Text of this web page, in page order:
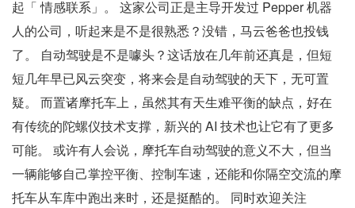
起「 情感联系」。 这家公司正是主导开发过 Pepper 机器
人的公司，听起来是不是很熟悉？没错，马云爸爸也投钱
了。 自动驾驶是不是噱头？这话放在几年前还真是，但短
短几年早已风云突变，将来会是自动驾驶的天下，无可置
疑。 而置诸摩托车上，虽然其有天生难平衡的缺点，好在
有传统的陀螺仪技术支撑，新兴的 AI 技术也让它有了更多
可能。 或许有人会说，摩托车自动驾驶的意义不大，但当
一辆能够自己掌控平衡、控制车速，还能和你隔空交流的摩
托车从车库中跑出来时，还是挺酷的。 同时欢迎关注